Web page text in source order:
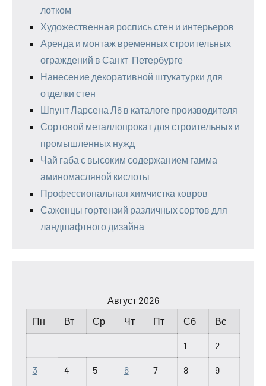
лотком
Художественная роспись стен и интерьеров
Аренда и монтаж временных строительных
ограждений в Санкт-Петербурге
Нанесение декоративной штукатурки для
отделки стен
Шпунт Ларсена Л6 в каталоге производителя
Сортовой металлопрокат для строительных и
промышленных нужд
Чай габа с высоким содержанием гамма-
аминомасляной кислоты
Профессиональная химчистка ковров
Саженцы гортензий различных сортов для
ландшафтного дизайна
Август 2026
Пн
Вт Ср Чт Пт Сб Вс
1 2
3 4 5 6 7 8 9